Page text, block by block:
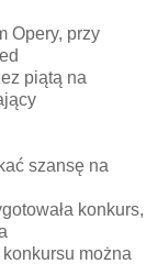
Opery, przy
piątą na
szansę na
konkurs,
można